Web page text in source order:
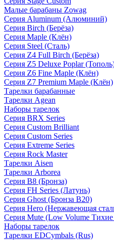
Малые барабаны Zowag
Серия Aluminum (Алюминий)
Серия Birch (Берёза)
Серия Maple (Клён)
Серия Steel (Сталь)
Серия Z4 Full Birch (Берёза)
Серия Z5 Deluxe Poplar
Серия Z6 Fine Maple (Клён)
Серия Z7 Premium Maple (Клён)
Тарелки барабанные
Тарелки Agean
Наборы тарелок
Серия BRX Series
Серия Custom Brilliant
Серия Custom Series
Серия Extreme Series
Серия Rock Master
Тарелки Aisen
Тарелки Arborea
Серия B8 (Бронза)
Серия FH Series (Латунь)
Серия Ghost (Бронза B20)
Серия Hero (Нержавеющая
Серия Mute (Low Volume Тихие
Наборы тарелок
Тарелки EDCymbals (Rus)